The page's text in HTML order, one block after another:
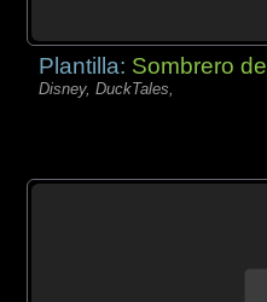
Plantilla: Sombrero de
Disney, DuckTales,